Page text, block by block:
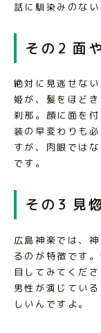
話に馴染みのな
その2 面
絶対に見逃せな
姫が、髪をほど
刹那。顔に面を
装の早変わりも
すが、肉眼では
です。
その3 見
広島神楽では、神
るのが特徴です
目してみてくだ
男性が演じてい
しいんですよ。